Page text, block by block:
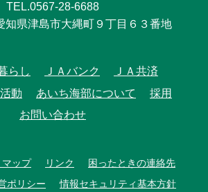
TEL.0567-28-6688
知県津島市大縄町９丁目６３番地
らし ＪＡバンク
ＪＡ共済
動
あいち海部について
採用
お問い合わせ
ップ リンク
困ったときの連絡先
ポリシー
情報セキュリティ基本方針